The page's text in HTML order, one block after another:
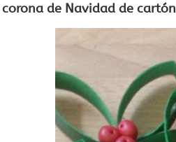
corona de Navidad de cartón